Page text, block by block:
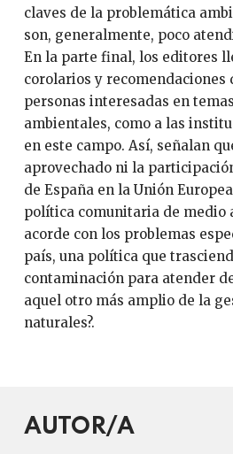
claves de la problemática
son, generalmente, poco
En la parte final, los editores
corolarios y
personas interesadas en
ambientales, como a las
en este campo. Así, señalan
aprovechado ni la
de España en la Unión
política comunitaria de medio
acorde con los problemas
país, una política que
contaminación para atender
aquel otro más amplio de la
naturales?.
AUTOR/A